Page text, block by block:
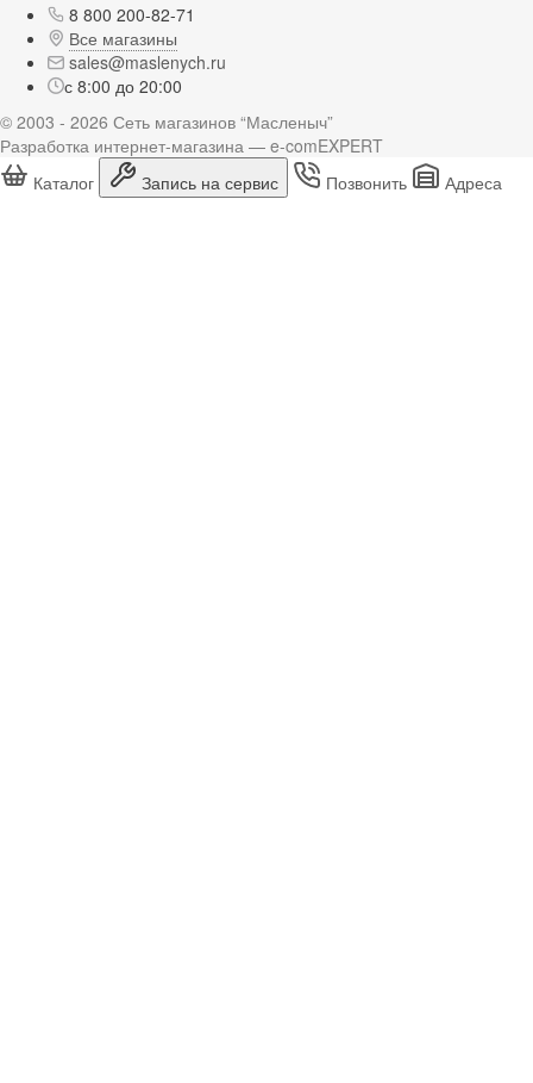
8 800 200-82-71
Все магазины
sales@maslenych.ru
с 8:00 до 20:00
© 2003 - 2026 Сеть магазинов “Масленыч”
Разработка интернет-магазина — e-comEXPERT
Каталог
Запись на сервис Позвонить Адреса